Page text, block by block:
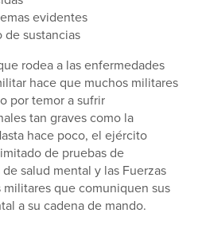
evidentes
de sustancias
rodea a las enfermedades
hace que muchos militares
por temor a sufrir
tan graves como la
hace poco, el ejército
de pruebas de
salud mental y las Fuerzas
que comuniquen sus
a su cadena de mando.